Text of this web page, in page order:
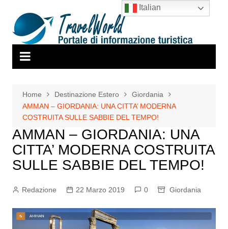
contenuto
Home Destinazione Estero
Giordania
AMMAN – GIORDANIA: UNA CITTA’ MODERNA
COSTRUITA SULLE SABBIE DEL TEMPO!
AMMAN – GIORDANIA: UNA
CITTA’ MODERNA COSTRUITA
SULLE SABBIE DEL TEMPO!
Redazione 22 Marzo 2019 0 Giordania
Italian